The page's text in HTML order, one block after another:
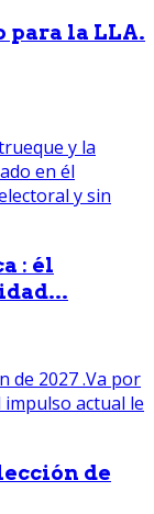
para la LLA.
: él
de